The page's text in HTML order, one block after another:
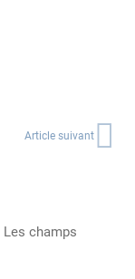
Article suivant
Les champs